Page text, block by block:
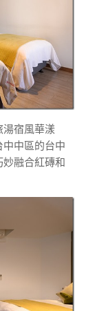
湯宿風華漾
中區的台中
融合紅磚和